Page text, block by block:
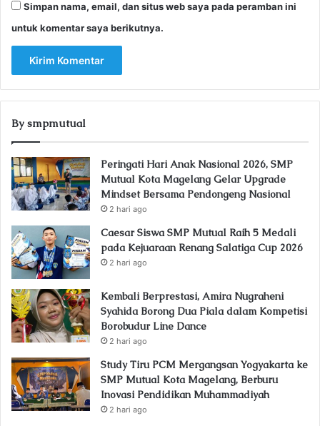
Simpan nama, email, dan situs web saya pada peramban ini
untuk komentar saya berikutnya.
By smpmutual
Peringati Hari Anak Nasional 2026, SMP
Mutual Kota Magelang Gelar Upgrade
Mindset Bersama Pendongeng Nasional
2 hari ago
Caesar Siswa SMP Mutual Raih 5 Medali
pada Kejuaraan Renang Salatiga Cup 2026
2 hari ago
Kembali Berprestasi, Amira Nugraheni
Syahida Borong Dua Piala dalam Kompetisi
Borobudur Line Dance
2 hari ago
Study Tiru PCM Mergangsan Yogyakarta ke
SMP Mutual Kota Magelang, Berburu
Inovasi Pendidikan Muhammadiyah
2 hari ago